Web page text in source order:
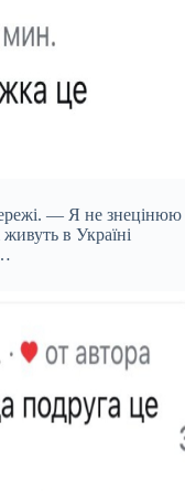
— Я не знецінюю
в Україні